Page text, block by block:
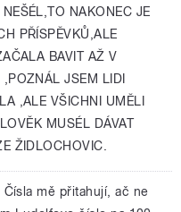
NAKONEC JE
PŘÍSPĚVKŮ,ALE
BAVIT AŽ V
,POZNÁL JSEM LIDI
,ALE VŠICHNI UMĚLI
MUSÉL DÁVAT
ŽIDLOCHOVIC.
Čísla mě přitahují, ač ne